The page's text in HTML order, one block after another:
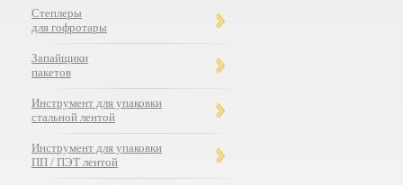
Степлеры
для гофротары
Запайщики
пакетов
Инструмент для упаковки
стальной лентой
Инструмент для упаковки
ПП / ПЭТ лентой